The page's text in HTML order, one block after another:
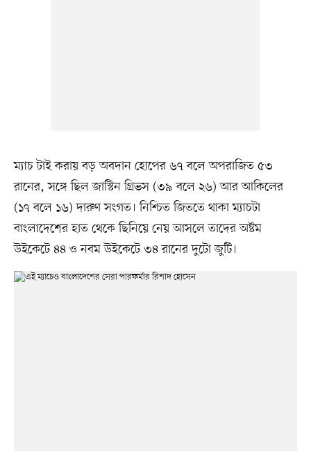
ম্যাচ টাই করায় বড় অবদান হোপের ৬৭ বলে অপরাজিত ৫৩
রানের, সঙ্গে ছিল জাস্টিন গ্রিভস (৩৯ বলে ২৬) আর আকিলের
(১৭ বলে ১৬) দারুণ সংগত। নিশ্চিত জিততে থাকা ম্যাচটা
বাংলাদেশের হাত থেকে ছিনিয়ে নেয় আসলে তাদের অষ্টম
উইকেটে ৪৪ ও নবম উইকেটে ৩৪ রানের দুটো জুটি।